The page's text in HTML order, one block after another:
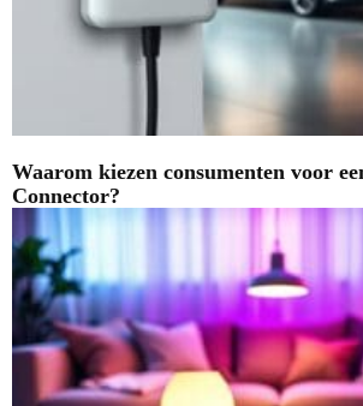
Waarom kiezen consumenten voor
Connector?